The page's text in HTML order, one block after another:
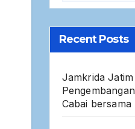
Recent Posts
Jamkrida
Cabai